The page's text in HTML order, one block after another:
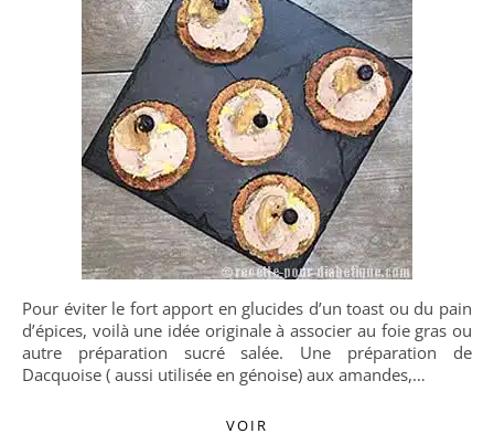
Pour éviter le fort apport en glucides d’un toast ou du pain
d’épices, voilà une idée originale à associer au foie gras ou
autre préparation sucré salée. Une préparation de
Dacquoise ( aussi utilisée en génoise) aux amandes,…
VOIR